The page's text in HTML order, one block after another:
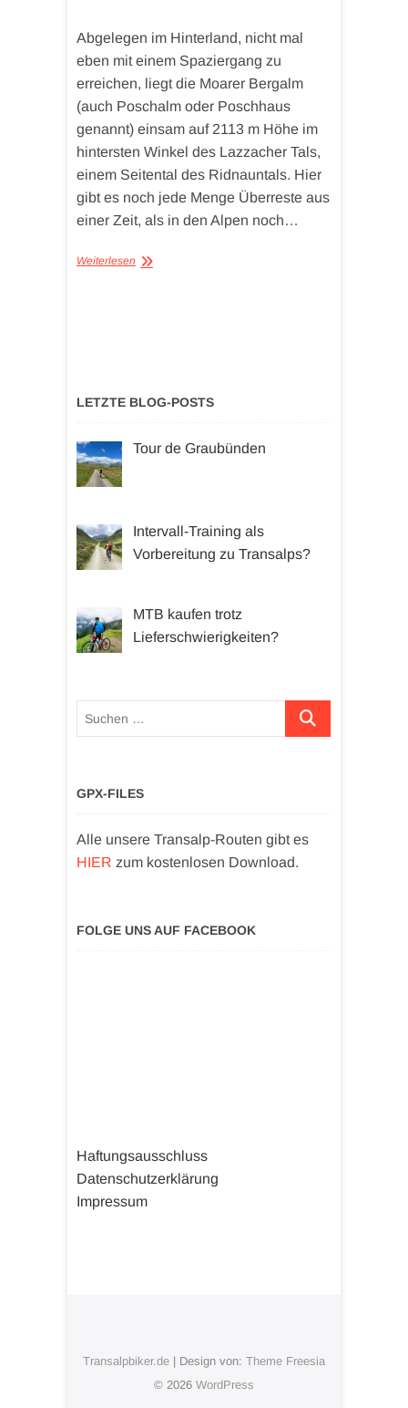
Abgelegen im Hinterland, nicht mal
eben mit einem Spaziergang zu
erreichen, liegt die Moarer Bergalm
(auch Poschalm oder Poschhaus
genannt) einsam auf 2113 m Höhe im
hintersten Winkel des Lazzacher Tals,
einem Seitental des Ridnauntals. Hier
gibt es noch jede Menge Überreste aus
einer Zeit, als in den Alpen noch…
Weiterlesen
LETZTE BLOG-POSTS
Tour de Graubünden
Intervall-Training als
Vorbereitung zu Transalps?
MTB kaufen trotz
Lieferschwierigkeiten?
Suchen …
GPX-FILES
Alle unsere Transalp-Routen gibt es
HIER zum kostenlosen Download.
FOLGE UNS AUF FACEBOOK
Haftungsausschluss
Datenschutzerklärung
Impressum
Transalpbiker.de | Design von: Theme Freesia
© 2026 WordPress